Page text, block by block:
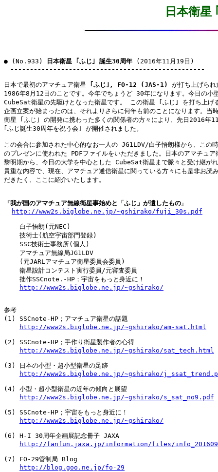
日本衛星
● (No.933) 日本衛星 ｢ふじ｣ 誕生30周年 (2016年11月19日)
--------------------------------------------------
日本で最初のアマチュア衛星 ｢ふじ｣, FO-12 (JAS-1)
が打ち上げられ
1986年8月12日のことです。今年でちょうど 30年になります。今日の小
CubeSat衛星の先駆けとなった衛星です。 この衛星 ｢ふじ｣ を打ち上げ
企画立案が始まったのは、それよりさらに何年も前のことになります。当
衛星 ｢ふじ｣ の開発に携わった多くの関係者の方々により、先日2016年
｢ふじ誕生30周年を祝う会｣ が開催されました。
この会合に参加された中心的なお一人の JG1LDV/白子悟朗様から、この
のプレゼンに使われた PDFファイルをいただきました。日本のアマチュア
黎明期から、今日の大学を中心とした CubeSat衛星まで脈々と受け継が
貴重な内容で、現在、アマチュア通信衛星に関っている方々にも是非お読
だきたく、ここに紹介いたします。
『我が国のアマチュア無線衛星事始めと「ふじ」が遺したもの 』
http://www2s.biglobe.ne.jp/~gshirako/fuji_30s.pdf
    白子悟朗(元NEC)
    技術士(航空宇宙部門登録)
    SSC技術士事務所(個人)
    アマチュア無線局JG1LDV
    (元JARLアマチュア衛星委員会委員)
    衛星設計コンテスト実行委員/元審査委員
    拙作SSCnote.-HP；宇宙をもっと身近に！
http://www2s.biglobe.ne.jp/~gshirako/
参考
(1) SSCnote-HP；アマチュア衛星の話題
http://www2s.biglobe.ne.jp/~gshirako/am-sat.html
(2) SSCnote-HP；手作り衛星製作者の心得
http://www2s.biglobe.ne.jp/~gshirako/sat_tech.html
(3) 日本の小型・超小型衛星の足跡
http://www2s.biglobe.ne.jp/~gshirako/
(4) 小型・超小型衛星の近年の傾向と展望
http://www2s.biglobe.ne.jp/~gshirako/s_sat_no9.pdf
(5) SSCnote-HP；宇宙をもっと身近に！
http://www2s.biglobe.ne.jp/~gshirako/
(6) H-I 30周年企画展記念冊子 JAXA
http://fanfun.jaxa.jp/information/files/
(7) FO-29管制局 Blog
http://blog.goo.ne.jp/fo-29